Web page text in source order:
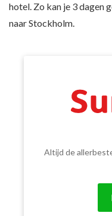
hotel. Zo kan je 3 dagen
naar Stockholm.
Altijd de